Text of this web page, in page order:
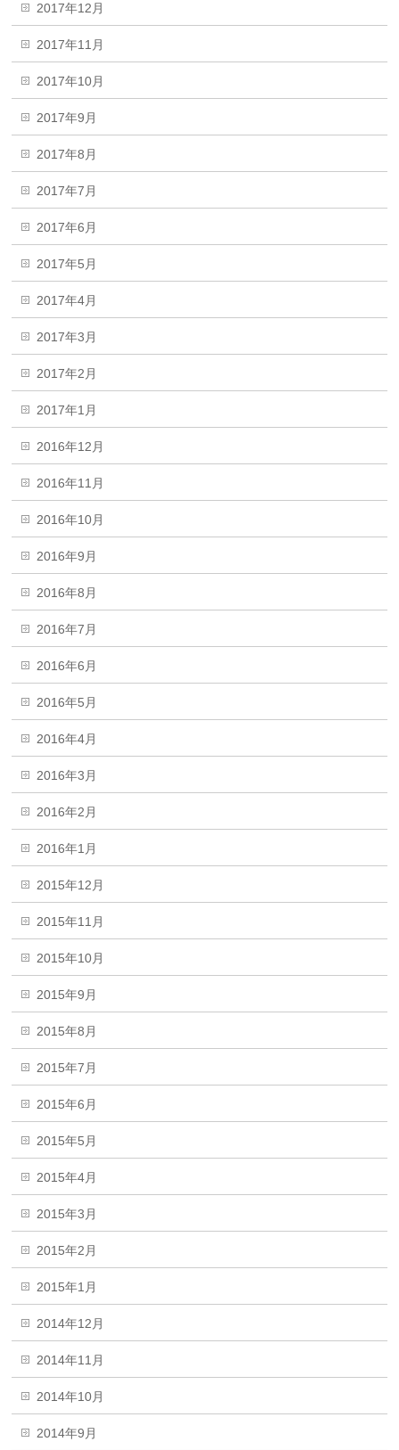
2017年12月
2017年11月
2017年10月
2017年9月
2017年8月
2017年7月
2017年6月
2017年5月
2017年4月
2017年3月
2017年2月
2017年1月
2016年12月
2016年11月
2016年10月
2016年9月
2016年8月
2016年7月
2016年6月
2016年5月
2016年4月
2016年3月
2016年2月
2016年1月
2015年12月
2015年11月
2015年10月
2015年9月
2015年8月
2015年7月
2015年6月
2015年5月
2015年4月
2015年3月
2015年2月
2015年1月
2014年12月
2014年11月
2014年10月
2014年9月